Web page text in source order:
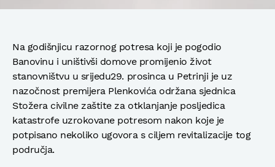
Na godišnjicu razornog potresa koji je pogodio
Banovinu i uništivši domove promijenio život
stanovništvu u srijedu29. prosinca u Petrinji je uz
nazočnost premijera Plenkovića održana sjednica
Stožera civilne zaštite za otklanjanje posljedica
katastrofe uzrokovane potresom nakon koje je
potpisano nekoliko ugovora s ciljem revitalizacije tog
područja.